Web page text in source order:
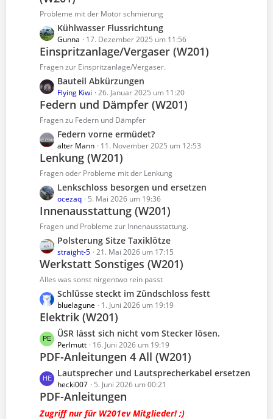
e
i
t
r
ä
g
e
t
B
e
i
t
r
ä
g
e
Probleme mit der Motor schmierung
L
e
t
z
e
B
i
t
r
ä
g
e
Kühlwasser Flussrichtung
Gunna 17. Dezember 2025 um 11:56
Einspritzanlage/Vergaser (W201)
Fragen zur Einspritzanlage/Vergaser.
L
e
t
z
e
B
i
t
r
ä
g
e
Bauteil Abkürzungen
Flying Kiwi 26. Januar 2025 um 11:20
Federn und Dämpfer (W201)
Fragen zu Federn und Dämpfer
L
e
t
z
e
B
i
t
r
ä
g
e
Federn vorne ermüdet?
alter Mann 11. November 2025 um 12:53
Lenkung (W201)
Fragen oder Probleme mit der Lenkung
L
e
z
e
B
i
t
r
ä
g
e
Lenkschloss besorgen und ersetzen
ocezaq 5. Mai 2026 um 19:36
Innenausstattung (W201)
Fragen und Probleme zur Innenausstattung.
L
e
t
z
e
B
i
t
r
ä
g
e
Polsterung Sitze Taxiklötze
straight-5 21. Mai 2026 um 17:15
Werkstatt Sonstiges (W201)
Alles was sonst nirgentwo rein passt
L
e
t
z
t
e
e
i
t
r
Schlüsse steckt im Zündschloss festt
bluelagune 1. Juni 2026 um 19:19
Elektrik (W201)
L
e
t
z
t
e
ÜSR lässt sich nicht vom Stecker lösen.
Perlmutt 16. Juni 2026 um 19:19
PDF-Anleitungen 4 All (W201)
L
e
t
z
Lautsprecher und Lautsprecherkabel ersetzen
hecki007 5. Juni 2026 um 00:21
PDF-Anleitungen
Zugriff nur für W201ev Mitglieder! ;)